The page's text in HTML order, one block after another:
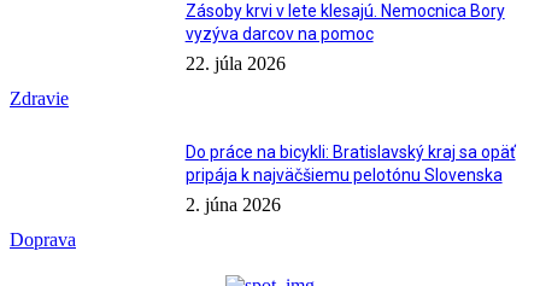
Zdravie
Zásoby krvi v lete klesajú. Nemocnica Bory
vyzýva darcov na pomoc
22. júla 2026
Doprava
Do práce na bicykli: Bratislavský kraj sa opäť
pripája k najväčšiemu pelotónu Slovenska
2. júna 2026